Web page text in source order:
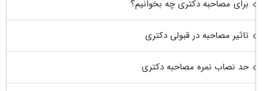
برای مصاحبه دکتری چه بخوانیم؟
تاثیر مصاحبه در قبولی دکتری
حد نصاب نمره مصاحبه دکتری